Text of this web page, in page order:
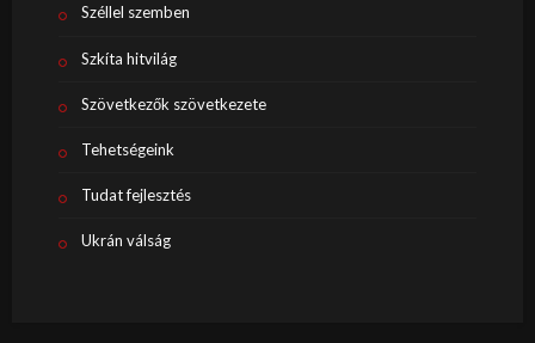
Széllel szemben
Szkíta hitvilág
Szövetkezők szövetkezete
Tehetségeink
Tudat fejlesztés
Ukrán válság